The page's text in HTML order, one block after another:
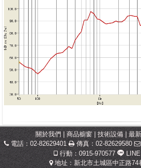
關於我們 | 商品櫥窗 | 技術設備 | 最
電話：02-82629401
傳真：02-82629580
行動：0915-970577
LINE
地址：新北市土城區中正路74